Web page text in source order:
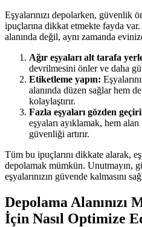
Eşyalarınızı depolarken, güvenlik
ipuçlarına dikkat etmekte fayda
alanında değil, aynı zamanda
Ağır eşyaları alt tarafa
devrilmesini önler ve daha
Etiketleme yapın:
alanında düzen sağlar hem de
kolaylaştırır.
Fazla eşyaları gözden
eşyaları ayıklamak, hem
güvenliği artırır.
Tüm bu ipuçlarını dikkate alarak,
depolamak mümkün. Unutmayın,
eşyalarınızın güvende kalmasını
Depolama Alanınızı
İçin Nasıl Optimize